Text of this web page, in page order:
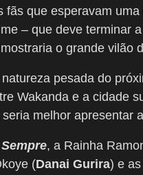
que esperavam
– que deve terminar
o grande vilão
pesada do
Wakanda e a cidade
melhor apresentar
, a Rainha
(Danai Gurira) e